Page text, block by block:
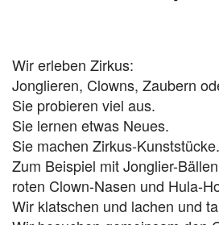
Wir erleben Zirkus:
Jonglieren, Clowns, Zaubern
Sie probieren viel aus.
Sie lernen etwas Neues.
Sie machen Zirkus-Kunststücke.
Zum Beispiel mit Jonglier-
roten Clown-Nasen und Hula-
Wir klatschen und lachen und